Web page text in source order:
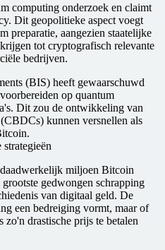
computing onderzoek en claimt
Dit geopolitieke aspect voegt
preparatie, aangezien staatelijke
tot cryptografisch relevante
bedrijven.
(BIS) heeft gewaarschuwd
op quantum
Dit zou de ontwikkeling van
kunnen versnellen als
strategieën
miljoen Bitcoin
gedwongen schrapping
van digitaal geld. De
een bedreiging vormt, maar of
zo'n drastische prijs te betalen